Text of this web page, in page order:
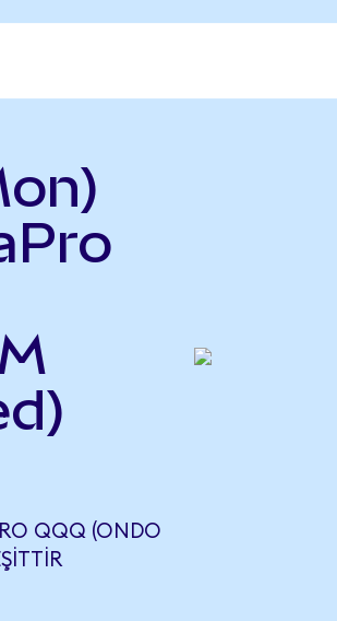
QQQ (ONDO